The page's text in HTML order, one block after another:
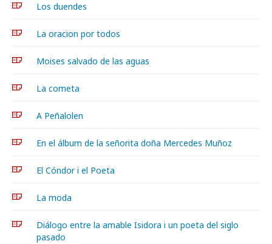
Los duendes
La oracion por todos
Moises salvado de las aguas
La cometa
A Peñalolen
En el álbum de la señorita doña Mercedes Muñoz
El Cóndor i el Poeta
La moda
Diálogo entre la amable Isidora i un poeta del siglo
pasado